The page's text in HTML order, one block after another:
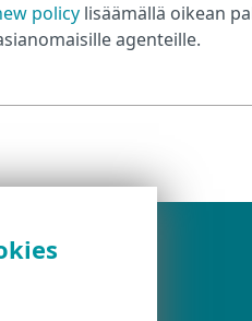
policy lisäämällä oikean
agenteille.